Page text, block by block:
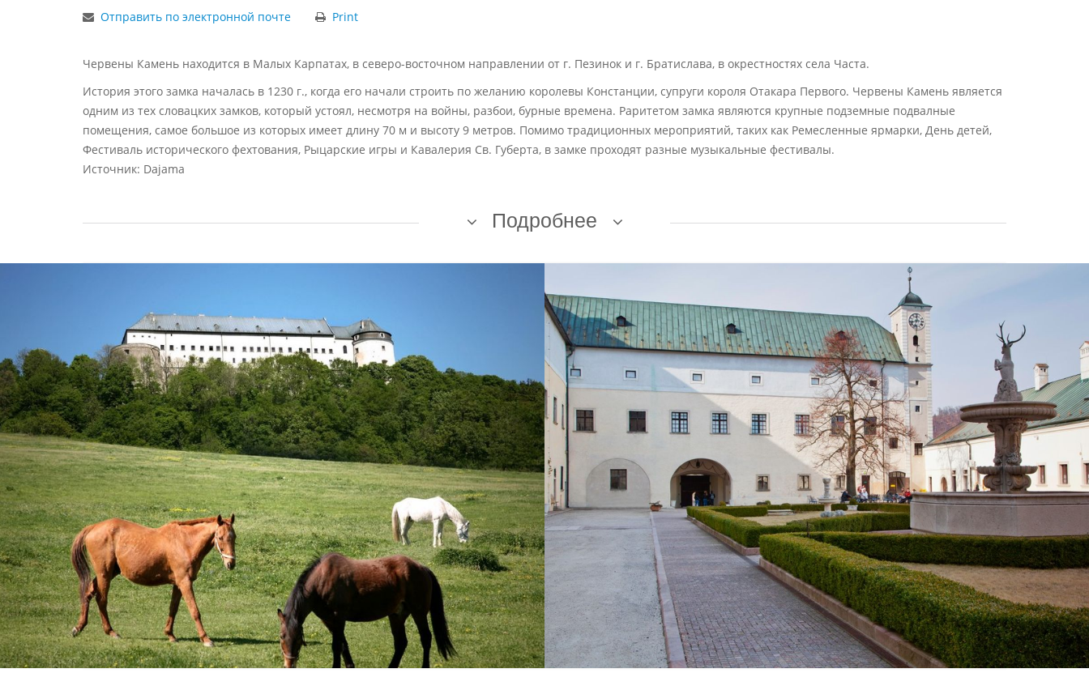
Отправить по электронной почте Print
Червены Камень находится в Малых Карпатах, в северо-восточном направлении от г. Пезинок и г. Братислава, в окрестностях села Часта.
История этого замка началась в 1230 г., когда его начали строить по желанию королевы Констанции, супруги короля Отакара Первого. Червены Камень является
одним из тех словацких замков, который устоял, несмотря на войны, разбои, бурные времена. Раритетом замка являются крупные подземные подвалные
помещения, самое большое из которых имеет длину 70 м и высоту 9 метров. Помимо традиционных мероприятий, таких как Ремесленные ярмарки, День детей,
Фестиваль исторического фехтования, Рыцарские игры и Кавалерия Св. Губерта, в замке проходят разные музыкальные фестивалы.
Источник: Dajama
Подробнее